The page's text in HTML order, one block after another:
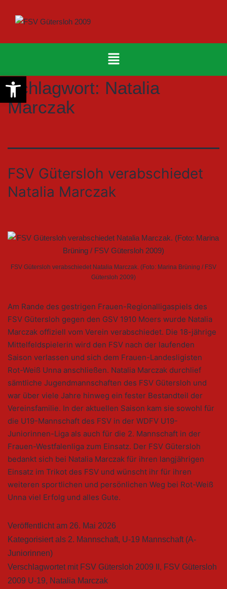
Schlagwort: Natalia
Marczak
FSV Gütersloh verabschiedet
Natalia Marczak
FSV Gütersloh verabschiedet Natalia Marczak. (Foto: Marina Brüning / FSV
Gütersloh 2009)
Am Rande des gestrigen Frauen-Regionalligaspiels des
FSV Gütersloh gegen den GSV 1910 Moers wurde Natalia
Marczak offiziell vom Verein verabschiedet. Die 18-jährige
Mittelfeldspielerin wird den FSV nach der laufenden
Saison verlassen und sich dem Frauen-Landesligisten
Rot-Weiß Unna anschließen. Natalia Marczak durchlief
sämtliche Jugendmannschaften des FSV Gütersloh und
war über viele Jahre hinweg ein fester Bestandteil der
Vereinsfamilie. In der aktuellen Saison kam sie sowohl für
die U19-Mannschaft des FSV in der WDFV U19-
Juniorinnen-Liga als auch für die 2. Mannschaft in der
Frauen-Westfalenliga zum Einsatz. Der FSV Gütersloh
bedankt sich bei Natalia Marczak für ihren langjährigen
Einsatz im Trikot des FSV und wünscht ihr für ihren
weiteren sportlichen und persönlichen Weg bei Rot-Weiß
Unna viel Erfolg und alles Gute.
Veröffentlicht am 26. Mai 2026
Kategorisiert als 2. Mannschaft, U-19 Mannschaft (A-
Juniorinnen)
Verschlagwortet mit FSV Gütersloh 2009 II , FSV Gütersloh
2009 U-19, Natalia Marczak
Werkzeugleiste öffnen